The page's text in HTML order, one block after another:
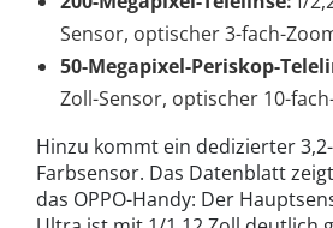
Sensor, optischer 3-fach-
50-Megapixel-Periskop-
Zoll-Sensor, optischer 10-
Hinzu kommt ein dedizierter
Farbsensor. Das Datenblatt
das OPPO-Handy: Der